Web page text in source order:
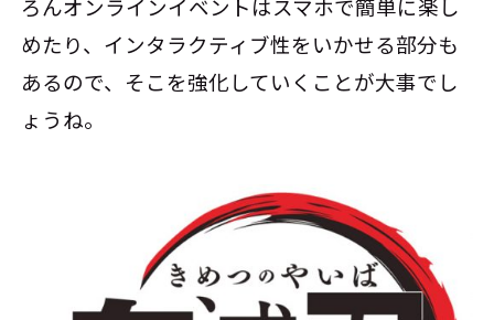
ろんオンラインイベントはスマホで簡単に楽し
めたり、インタラクティブ性をいかせる部分も
あるので、そこを強化していくことが大事でし
ょうね。